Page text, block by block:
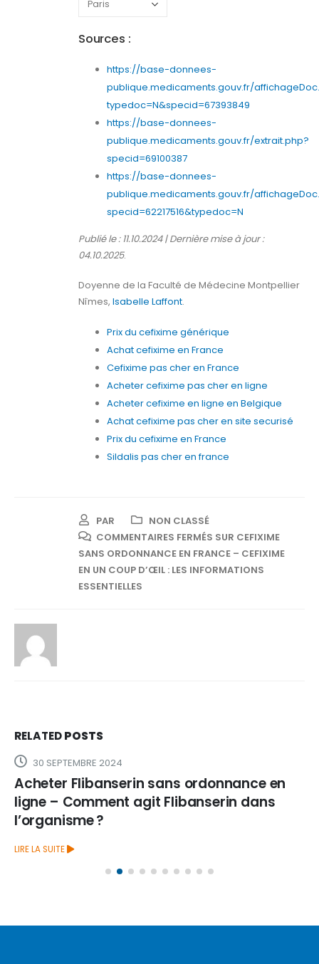
Sources :
https://base-donnees-
publique.medicaments.gouv.fr/
typedoc=N&specid=67393849
https://base-donnees-
publique.medicaments.gouv.fr/extrait.php?
specid=69100387
https://base-donnees-
publique.medicaments.gouv.fr/
specid=62217516&typedoc=N
Publié le : 11.10.2024 | Dernière mise à jour :
04.10.2025.
Doyenne de la Faculté de Médecine Montpellier
Nîmes, Isabelle Laffont.
Prix du cefixime générique
Achat cefixime en France
Cefixime pas cher en France
Acheter cefixime pas cher en ligne
Acheter cefixime en ligne en Belgique
Achat cefixime pas cher en site securisé
Prix du cefixime en France
Sildalis pas cher en france
PAR
NON CLASSÉ
COMMENTAIRES FERMÉS SUR CEFIXIME
SANS ORDONNANCE EN FRANCE – CEFIXIME
EN UN COUP D’ŒIL : LES INFORMATIONS
ESSENTIELLES
RELATEDPOSTS
30 SEPTEMBRE 2024
Acheter Flibanserin sans ordonnance en
ligne – Comment agit Flibanserin dans
l’organisme ?
LIRE LA SUITE